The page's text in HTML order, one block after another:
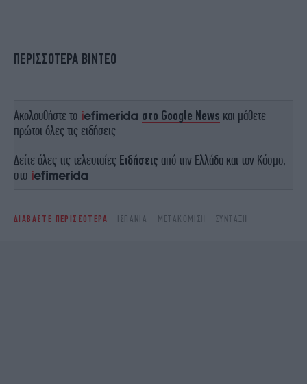
ΠΕΡΙΣΣΟΤΕΡΑ ΒΙΝΤΕΟ
Ακολουθήστε το στο Google News και μάθετε
πρώτοι όλες τις ειδήσεις
Δείτε όλες τις τελευταίες Ειδήσεις από την Ελλάδα και τον Κόσμο,
στο
ΔΙΑΒΑΣΤΕ ΠΕΡΙΣΣΟΤΕΡΑ ΙΣΠΑΝΊΑ ΜΕΤΑΚΌΜΙΣΗ ΣΎΝΤΑΞΗ